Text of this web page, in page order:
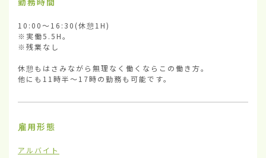
10:00〜16:30(休憩1H)
※実働5.5H。
※残業なし
休憩もはさみながら無理なく働くならこの働き方。
他にも11時半〜17時の勤務も可能です。
雇用形態
アルバイト